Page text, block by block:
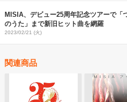
MISIA、デビュー25周年記念ツアーで
のうた」まで新旧ヒット曲を網羅
2023/02/21 (火)
関連商品